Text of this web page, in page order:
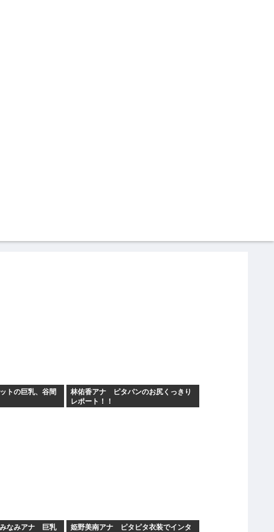
トの巨乳、谷間
林佑香アナ ピタパンのお尻くっきり
レポート！！
なみアナ 巨乳 姫野美南アナ ピタピタ衣装でインタ